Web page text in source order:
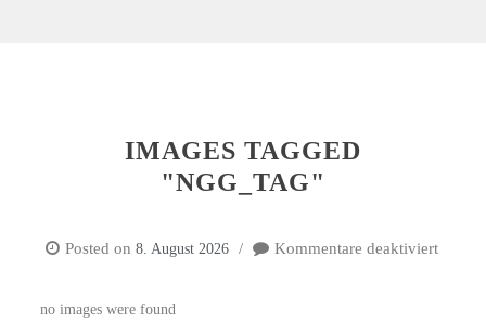
IMAGES TAGGED
"NGG_TAG"
Posted on 8. August 2026 Kommentare deaktiviert
no images were found